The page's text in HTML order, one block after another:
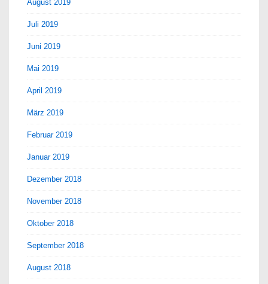
August 2019
Juli 2019
Juni 2019
Mai 2019
April 2019
März 2019
Februar 2019
Januar 2019
Dezember 2018
November 2018
Oktober 2018
September 2018
August 2018